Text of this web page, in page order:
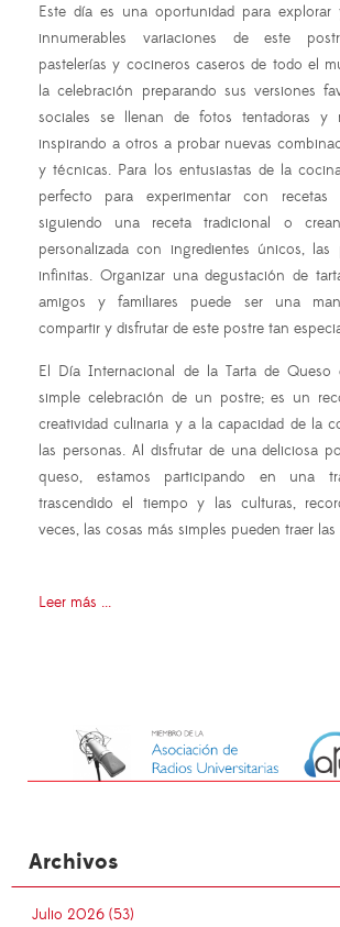
Este día es una oportunidad para explorar
innumerables variaciones de este
pastelerías y cocineros caseros de todo el
la celebración preparando sus versiones
sociales se llenan de fotos tentadoras y
inspirando a otros a probar nuevas
y técnicas. Para los entusiastas de la
perfecto para experimentar con recetas
siguiendo una receta tradicional o
personalizada con ingredientes únicos, las
infinitas. Organizar una degustación de
amigos y familiares puede ser una
compartir y disfrutar de este postre tan
El Día Internacional de la Tarta de
simple celebración de un postre; es un
creatividad culinaria y a la capacidad de la
las personas. Al disfrutar de una deliciosa
queso, estamos participando en una
trascendido el tiempo y las culturas,
veces, las cosas más simples pueden traer
Leer más ...
Archivos
Julio 2026 (53)